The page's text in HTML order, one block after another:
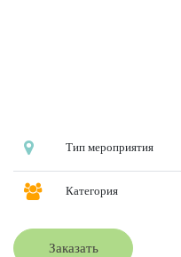
Тип мероприятия
Категория
Заказать